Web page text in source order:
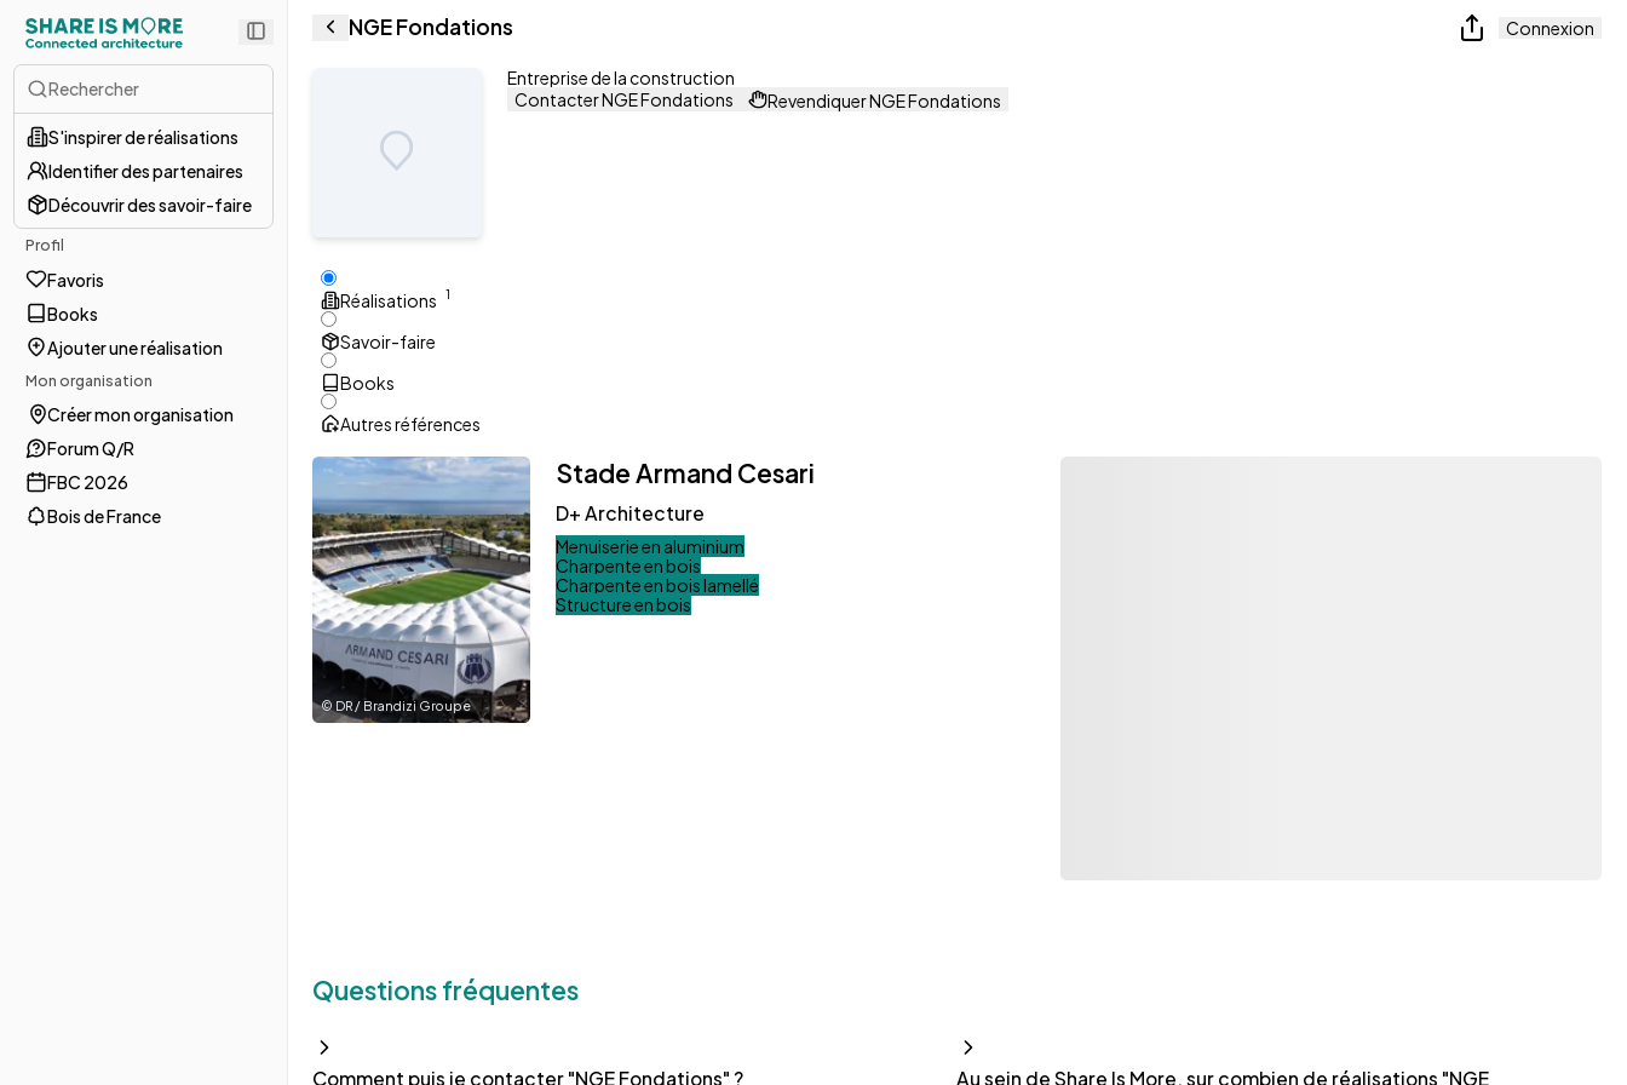
Rechercher
S'inspirer de réalisations
Identifier des partenaires
Découvrir des savoir-faire
Profil
Favoris
Books
Ajouter une réalisation
Mon organisation
Créer mon organisation
Forum Q/R
FBC 2026
Bois de France
NGE Fondations Connexion
Entreprise de la construction
Contacter NGE Fondations
Revendiquer NGE Fondations
Réalisations 1
Savoir-faire
Books
Autres références
© DR / Brandizi Groupe
Stade Armand Cesari
D+ Architecture
Menuiserie en aluminium
Charpente en bois
Charpente en bois lamellé
Structure en bois
Questions fréquentes
Comment puis je contacter "NGE Fondations" ? Au sein de Share Is More, sur combien de réalisations "NGE